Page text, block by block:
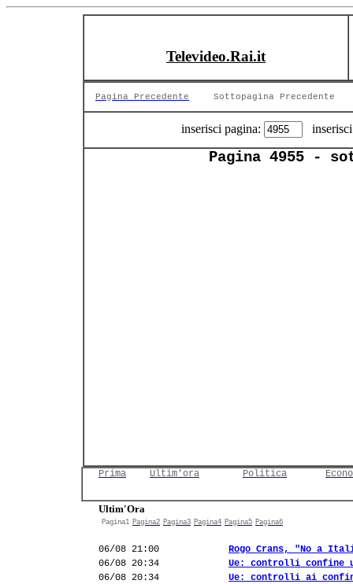
Televideo.Rai.it
Pagina Precedente Sottopagina Precedente
inserisci pagina:
Pagina 4955 -
Prima Ultim'ora Politica
Ultim'Ora
Pagina1 Pagina2 Pagina3 Pagina4 Pagina5 Pagina6
06/08 21:00
Rogo Crans, "No a
06/08 20:34
Ue: controlli confine
06/08 20:34
Ue: controlli ai